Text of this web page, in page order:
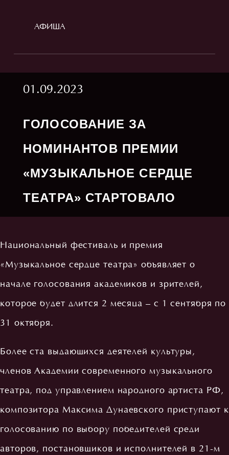
АФИША
01.09.2023
ГОЛОСОВАНИЕ ЗА
НОМИНАНТОВ ПРЕМИИ
«МУЗЫКАЛЬНОЕ СЕРДЦЕ
ТЕАТРА» СТАРТОВАЛО
Национальный фестиваль и премия
«Музыкальное сердце театра» объявляет о
начале голосования академиков и зрителей,
которое будет длится 2 месяца – с 1 сентября по
31 октября.
Более ста выдающихся деятелей культуры,
членов Академии современного музыкального
театра, под управлением народного артиста РФ,
композитора Максима Дунаевского приступают к
голосованию по выбору победителей среди
авторов, постановщиков и исполнителей в 21-м